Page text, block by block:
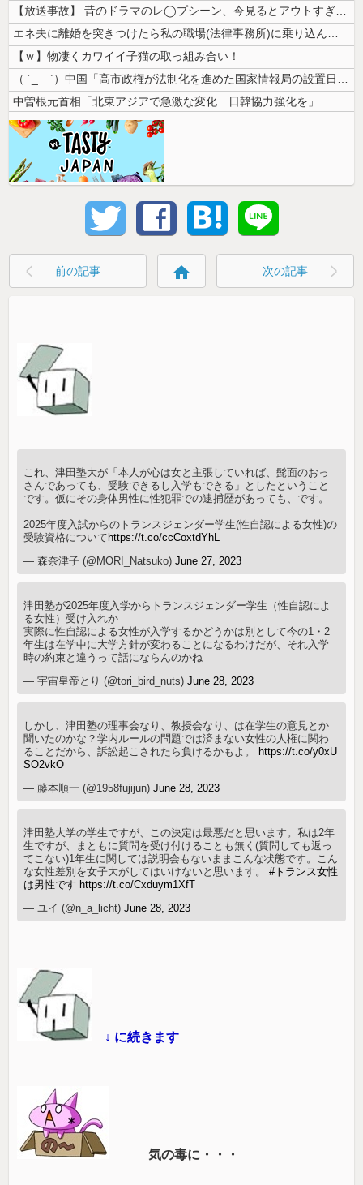
【放送事故】 昔のドラマのレ◯プシーン、今見るとアウトすぎる・・・
エネ夫に離婚を突きつけたら私の職場(法律事務所)に乗り込んできた 堂々...
【ｗ】物凄くカワイイ子猫の取っ組み合い！
（ ´_ゝ`）中国「高市政権が法制化を進めた国家情報局の設置日が7月3...
中曽根元首相「北東アジアで急激な変化 日韓協力強化を」
前の記事 home 次の記事
これ、津田塾大が「本人が心は女と主張していれば、髭面のおっ
さんであっても、受験できるし入学もできる」としたということ
です。仮にその身体男性に性犯罪での逮捕歴があっても、です。
2025年度入試からのトランスジェンダー学生(性自認による女性)の
受験資格について https://t.co/ccCoxtdYhL
— 森奈津子 (@MORI_Natsuko)June 27, 2023
津田塾が2025年度入学からトランスジェンダー学生（性自認によ
る女性）受け入れか
実際に性自認による女性が入学するかどうかは別として今の1・2
年生は在学中に大学方針が変わることになるわけだが、それ入学
時の約束と違うって話にならんのかね
— 宇宙皇帝とり (@tori_bird_nuts)June 28, 2023
しかし、津田塾の理事会なり、教授会なり、は在学生の意見とか
聞いたのかな？学内ルールの問題では済まない女性の人権に関わ
ることだから、訴訟起こされたら負けるかもよ。
https://t.co/y0xU
SO2vkO
— 藤本順一 (@1958fujijun)June 28, 2023
津田塾大学の学生ですが、この決定は最悪だと思います。私は2年
生ですが、まともに質問を受け付けることも無く(質問しても返っ
てこない)1年生に関しては説明会もないままこんな状態です。こん
な女性差別を女子大がしてはいけないと思います。#トランス女性
は男性です https://t.co/Cxduym1XfT
— ユイ (@n_a_licht)June 28, 2023
↓ に続きます
気の毒に・・・